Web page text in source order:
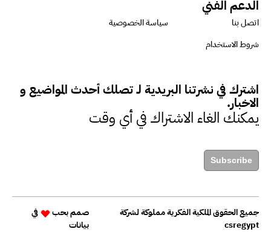
الدعم الفني
اتصل بنا
سياسة الخصوصية
شروط الاستخدام
اشترك في نشرتنا البريدية لـ تصلك أحدث المواضيع و
الاخبار.
يمكنك الغاء الاشتراك في أي وقت
Subscribe
جميع الحقوق الملكية الفكرية مملوكة لشركة
csregypt
صمم بحب
في
بيانات